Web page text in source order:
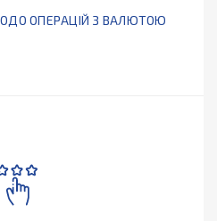
ОПЕРАЦІЙ З ВАЛЮТОЮ